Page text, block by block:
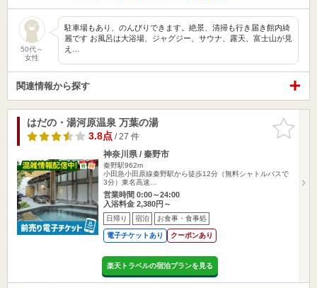
50代～
女性
駐車場もあり、のんびりできます。絶景、清掃も行き届き館内綺
麗です お風呂は大浴場、ジャグジー、サウナ、露天、富士山が見
え…
関連情報から探す
お気に入
りに追加
はだの・湯河原温泉 万葉の湯
3.8点/ 27 件
神奈川県 / 秦野市
秦野駅962m
小田急小田原線秦野駅から徒歩12分（無料シャトルバスで
3分）東名高速…
営業時間 0:00～24:00
入浴料金 2,380円～
日帰り 宿泊 お食事・食事処
電子チケットあり クーポンあり
楽天トラベルの宿泊プランを見る